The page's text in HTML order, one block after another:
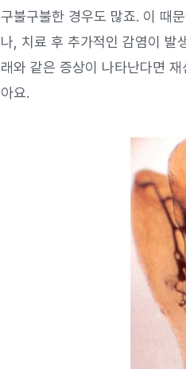
구불구불한 경우도 많죠. 이 때
나, 치료 후 추가적인 감염이 발
래와 같은 증상이 나타난다면
아요.